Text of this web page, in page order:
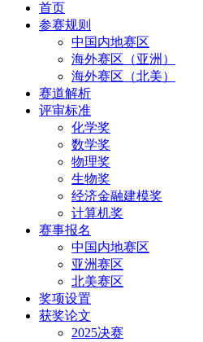
首页
参赛规则
中国内地赛区
海外赛区（亚洲）
海外赛区（北美）
赛道解析
评审标准
化学奖
数学奖
物理奖
生物奖
经济金融建模奖
计算机奖
赛事报名
中国内地赛区
亚洲赛区
北美赛区
奖项设置
获奖论文
2025决赛